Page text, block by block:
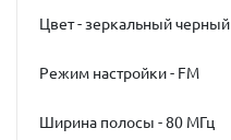
Цвет - зеркальный черный
Режим настройки - FM
Ширина полосы - 80 МГц